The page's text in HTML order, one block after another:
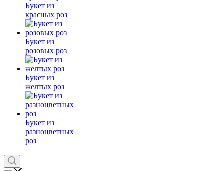
Букет из
красных роз
Букет из
розовых роз
Букет из
желтых роз
Букет из
разноцветных
роз